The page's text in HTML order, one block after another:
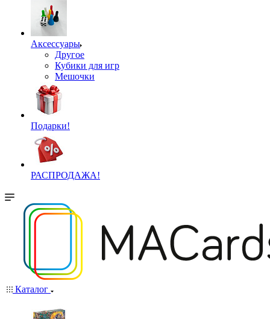
Аксессуары
Другое
Кубики для игр
Мешочки
Подарки!
РАСПРОДАЖА!
Каталог